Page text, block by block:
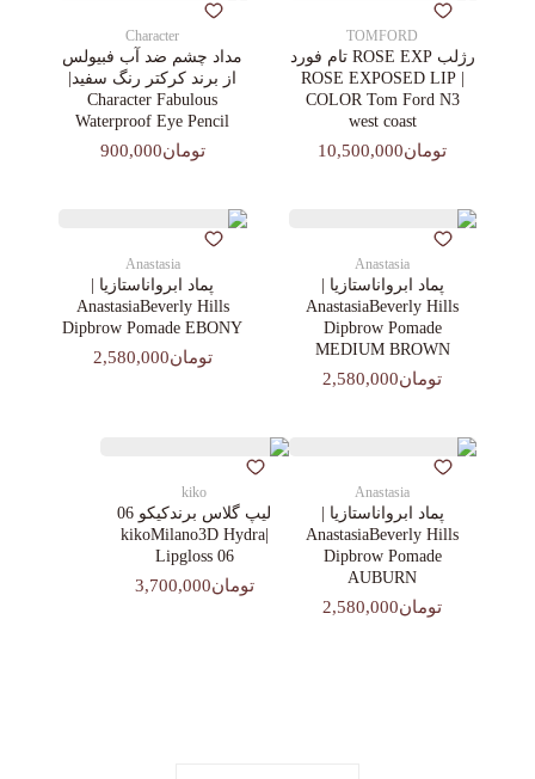
TOMFORD
رژلب ROSE EXP تام فورد
| ROSE EXPOSED LIP
COLOR Tom Ford N3
west coast
تومان10,500,000
Character
مداد چشم ضد آب فبیولس
از برند کرکتر رنگ سفید|
Character Fabulous
Waterproof Eye Pencil
تومان900,000
Anastasia
پماد ابرواناستازیا |
AnastasiaBeverly Hills
Dipbrow Pomade
MEDIUM BROWN
تومان2,580,000
Anastasia
پماد ابرواناستازیا |
AnastasiaBeverly Hills
Dipbrow Pomade EBONY
تومان2,580,000
Anastasia
پماد ابرواناستازیا |
AnastasiaBeverly Hills
Dipbrow Pomade
AUBURN
تومان2,580,000
kiko
لیپ گلاس‌ برندکیکو 06
|kikoMilano3D Hydra
Lipgloss 06
تومان3,700,000